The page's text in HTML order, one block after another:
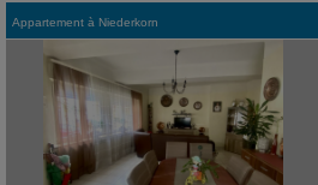
Appartement à Niederkorn